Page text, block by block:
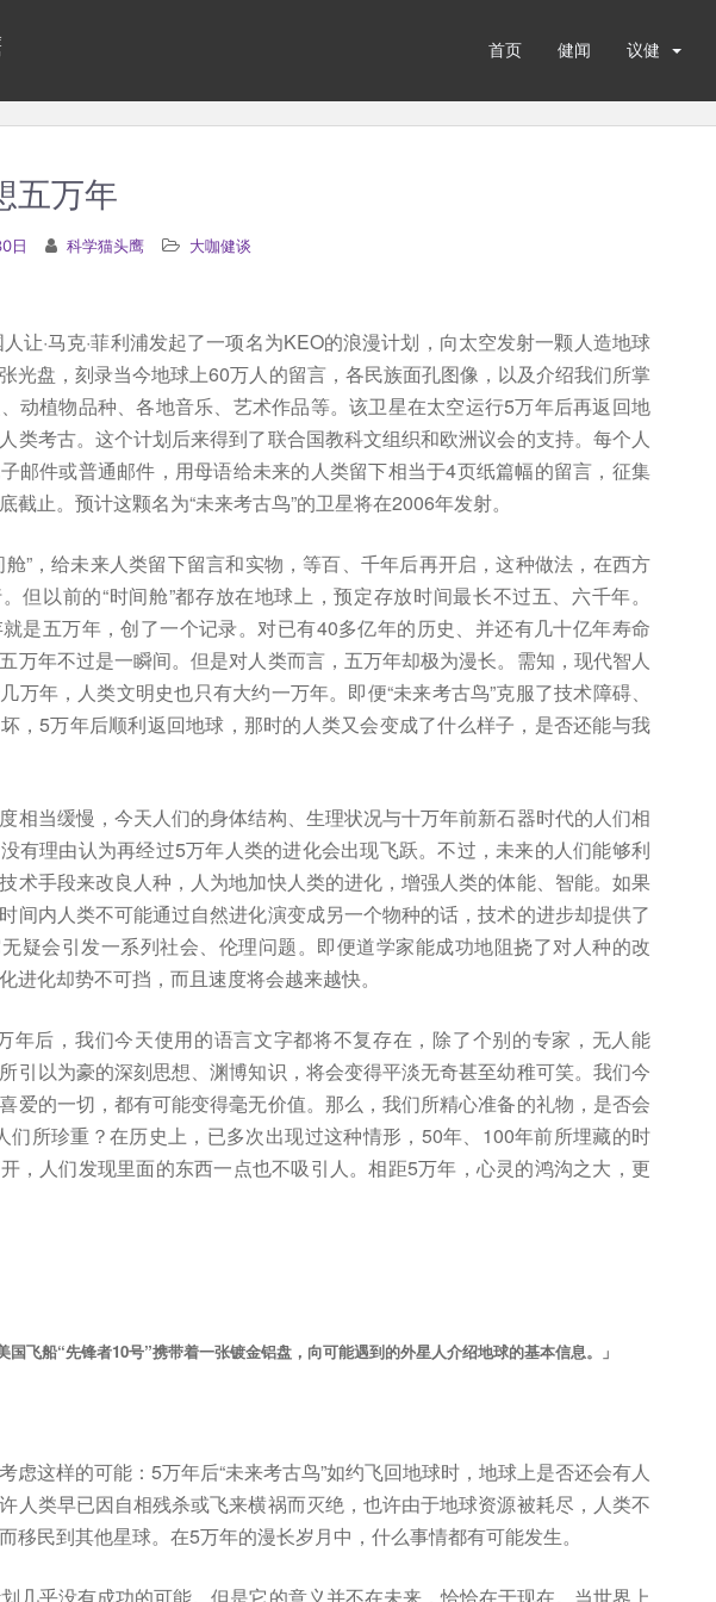
首页 健闻 议健
五万年
日 科学猫头鹰 大咖健谈
让·马克·菲利浦发起了一项名为KEO的浪漫计划，向太空发射一颗人造地球
光盘，刻录当今地球上60万人的留言，各民族面孔图像，以及介绍我们所掌
动植物品种、各地音乐、艺术作品等。该卫星在太空运行5万年后再返回地
类考古。这个计划后来得到了联合国教科文组织和欧洲议会的支持。每个人
邮件或普通邮件，用母语给未来的人类留下相当于4页纸篇幅的留言，征集
截止。预计这颗名为“未来考古鸟”的卫星将在2006年发射。
舱”，给未来人类留下留言和实物，等百、千年后再开启，这种做法，在西方
但以前的“时间舱”都存放在地球上，预定存放时间最长不过五、六千年。
是五万年，创了一个记录。对已有40多亿年的历史、并还有几十亿年寿命
万年不过是一瞬间。但是对人类而言，五万年却极为漫长。需知，现代智人
万年，人类文明史也只有大约一万年。即便“未来考古鸟”克服了技术障碍、
，5万年后顺利返回地球，那时的人类又会变成了什么样子，是否还能与我
相当缓慢，今天人们的身体结构、生理状况与十万年前新石器时代的人们相
有理由认为再经过5万年人类的进化会出现飞跃。不过，未来的人们能够利
术手段来改良人种，人为地加快人类的进化，增强人类的体能、智能。如果
间内人类不可能通过自然进化演变成另一个物种的话，技术的进步却提供了
疑会引发一系列社会、伦理问题。即便道学家能成功地阻挠了对人种的改
进化却势不可挡，而且速度将会越来越快。
年后，我们今天使用的语言文字都将不复存在，除了个别的专家，无人能
引以为豪的深刻思想、渊博知识，将会变得平淡无奇甚至幼稚可笑。我们今
爱的一切，都有可能变得毫无价值。那么，我们所精心准备的礼物，是否会
们所珍重？在历史上，已多次出现过这种情形，50年、100年前所埋藏的时
，人们发现里面的东西一点也不吸引人。相距5万年，心灵的鸿沟之大，更
国飞船“先锋者10号”携带着一张镀金铝盘，向可能遇到的外星人介绍地球的基本信息。 」
虑这样的可能：5万年后“未来考古鸟”如约飞回地球时，地球上是否还会有人
人类早已因自相残杀或飞来横祸而灭绝，也许由于地球资源被耗尽，人类不
移民到其他星球。在5万年的漫长岁月中，什么事情都有可能发生。